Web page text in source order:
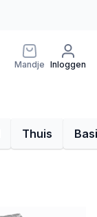
Mandje Inloggen
Thuis